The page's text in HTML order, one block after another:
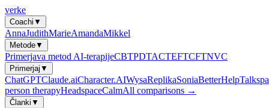
verke
Coachi ▼
AnnaJudithMarieAmandaMikkel
Metode▼
Primerjava metod AI-terapijeCBTPDTACTEFTCFTNVC
Primerjaj ▼
ChatGPTClaude.aiCharacter.AIWysaReplikaSoniaBetterHelp
person therapyHeadspaceCalmAll comparisons →
Članki ▼